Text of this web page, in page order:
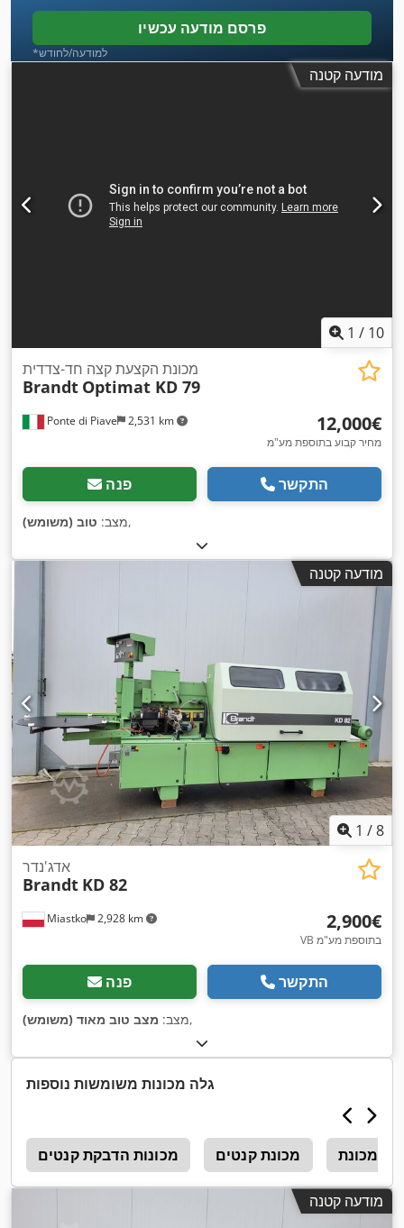
פרסם מודעה עכשיו
*למודעה/לחודש
מודעה קטנה
1 / 10
Ponte di Piave 2,531 km
מכונת הקצעת קצה חד-צדדית
Brandt Optimat KD 79
‏12,000 ‏€
מחיר קבוע בתוספת מע"מ
פנה התקשר
מצב: טוב (משומש) ,
מודעה קטנה
1 /8
Miastko 2,928 km
אדג'נדר
Brandt KD 82
‏2,900 ‏€
VB בתוספת מע"מ
פנה התקשר
מצב: מצב טוב מאוד (משומש) ,
גלה מכונות משומשות נוספות
מכונות הדבקת קנטים מכונת קנטים
מודעה קטנה